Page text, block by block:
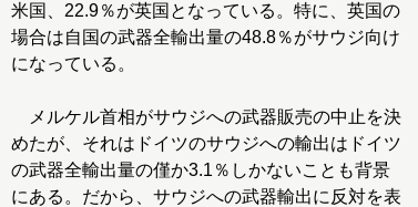
米国、22.9％が英国となっている。特に、英国の
場合は自国の武器全輸出量の48.8％がサウジ向け
になっている。
メルケル首相がサウジへの武器販売の中止を決
めたが、それはドイツのサウジへの輸出はドイツ
の武器全輸出量の僅か3.1％しかないことも背景
にある。だから、サウジへの武器輸出に反対を表